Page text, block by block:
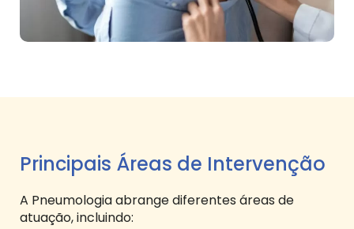
Principais Áreas de Intervenção
A Pneumologia abrange diferentes áreas de
atuação, incluindo: